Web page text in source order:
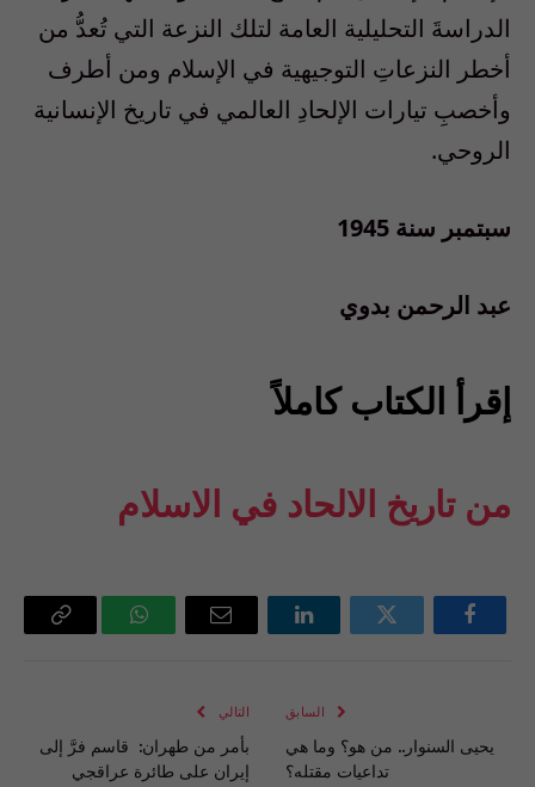
الدراسةَ التحليلية العامة لتلك النزعة التي تُعدُّ من
أخطر النزعاتِ التوجيهية في الإسلام ومن أطرف
وأخصبِ تيارات الإلحادِ العالمي في تاريخ الإنسانية
الروحي.
سبتمبر سنة 1945
عبد الرحمن بدوي
إقرأ الكتاب كاملاً
من تاريخ الالحاد في الاسلام
فيسبوك تويتر لينكدإن
البريد
واتساب Copy
السابق
يحيى السنوار.. من هو؟ وما هي
تداعيات مقتله؟
التالي
بأمر من طهران: قاسم فرَّ إلى
إيران على طائرة عراقجي